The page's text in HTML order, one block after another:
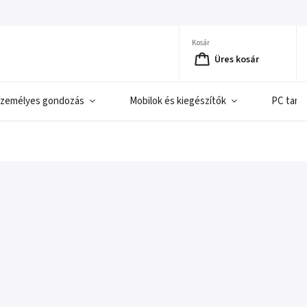
Kosár
Üres kosár
gondozás Mobilok és kiegészítők PC